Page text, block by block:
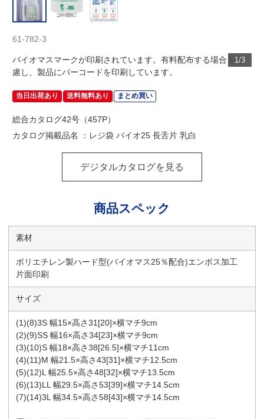
1/3
61-782-3
バイオマスマークが印刷されています。有料配布する場合を考
慮し、製品にバーコードを印刷しています。
当日出荷あり 送料無料あり まとめ買い
総合カタログ42号（457P）
カタログ掲載品名 ：レジ袋 バイオ25 長舌片 乳白
デジタルカタログを見る
商品スペック
素材
ポリエチレン製ハード型(バイオマス25％配合)エンボス加工
片面印刷
サイズ
(1)(8)3S 幅15×高さ31[20]×横マチ9cm
(2)(9)SS 幅16×高さ34[23]×横マチ9cm
(3)(10)S 幅18×高さ38[26.5]×横マチ11cm
(4)(11)M 幅21.5×高さ43[31]×横マチ12.5cm
(5)(12)L 幅25.5×高さ48[32]×横マチ13.5cm
(6)(13)LL 幅29.5×高さ53[39]×横マチ14.5cm
(7)(14)3L 幅34.5×高さ58[43]×横マチ14.5cm